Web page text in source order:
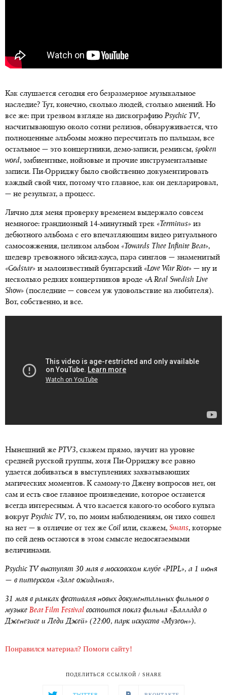
Как слушается сегодня его безразмерное музыкальное
наследие? Тут, конечно, сколько людей, столько мнений. Но
все же: при трезвом взгляде на дискографиюPsychic TV,
насчитывающую около сотни релизов, обнаруживается, что
полноценные альбомы можно пересчитать по пальцам, все
остальное — это концертники, демо-записи, ремиксы, spoken
word, эмбиентные, нойзовые и прочие инструментальные
записи. Пи-Орриджу было свойственно документировать
каждый свой чих, потому что главное, как он декларировал,
— не результат, а процесс.
Лично для меня проверку временем выдержало совсем
немногое: грандиозный 14-минутный трек «Terminus» из
дебютного альбома с его впечатляющим видео ритуального
самосожжения, целиком альбом «Towards TheeInfiniteBeat»,
шедевр тревожного эйсид-хауса, пара синглов — знаменитый
«Godstar» и малоизвестный бунтарский «Love WarRiot» — ну и
несколько редких концертников вроде «AReal SwedishLive
Show» (последние — совсем уж удовольствие на любителя).
Вот, собственно, и все.
Нынешний жеPTV3, скажем прямо, звучит на уровне
средней русской группы, хотя Пи-Орриджу все равно
удается добиваться в выступлениях захватывающих
магических моментов. К самому-то Джену вопросов нет, он
сам и есть свое главное произведение, которое останется
всегда интересным. А что касается какого-то особого культа
вокругPsychic TV, то, по моим наблюдениям, он тихо сошел
на нет — в отличие от тех же Coil или, скажем, Swans, которые
по сей день остаются в этом смысле недосягаемыми
величинами.
Psychic TV выступят 30 мая в московском клубе «PIPL», а 1 июня
— в питерском «Зале ожидания».
31 мая в рамках фестиваля новых документальных фильмов о
музыкеBeatFilmFestival состоится показ фильма «Баллада о
Дженезисе и Леди Джей» (22:00, парк искусств «Музеон»).
Понравился материал? Помоги сайту!
ПОДЕЛИТЬСЯ ССЫЛКОЙ / SHARE